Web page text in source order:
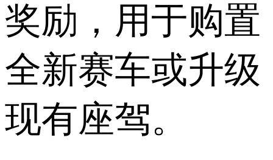
奖励，用于购置
全新赛车或升级
现有座驾。